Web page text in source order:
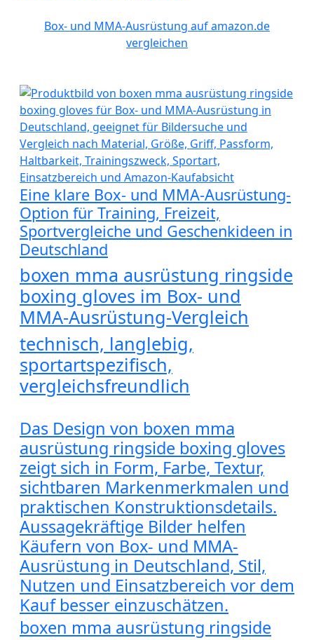
Box- und MMA-Ausrüstung auf amazon.de
vergleichen
Eine klare Box- und MMA-Ausrüstung-
Option für Training, Freizeit,
Sportvergleiche und Geschenkideen in
Deutschland
boxen mma ausrüstung ringside
boxing gloves im Box- und
MMA-Ausrüstung-Vergleich
technisch, langlebig,
sportartspezifisch,
vergleichsfreundlich
Das Design von boxen mma
ausrüstung ringside boxing gloves
zeigt sich in Form, Farbe, Textur,
sichtbaren Markenmerkmalen und
praktischen Konstruktionsdetails.
Aussagekräftige Bilder helfen
Käufern von Box- und MMA-
Ausrüstung in Deutschland, Stil,
Nutzen und Einsatzbereich vor dem
Kauf besser einzuschätzen.
boxen mma ausrüstung ringside